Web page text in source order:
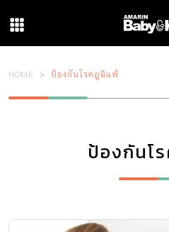
HOME ป้องกันโรคภูมิแพ้
ป้องกันโ